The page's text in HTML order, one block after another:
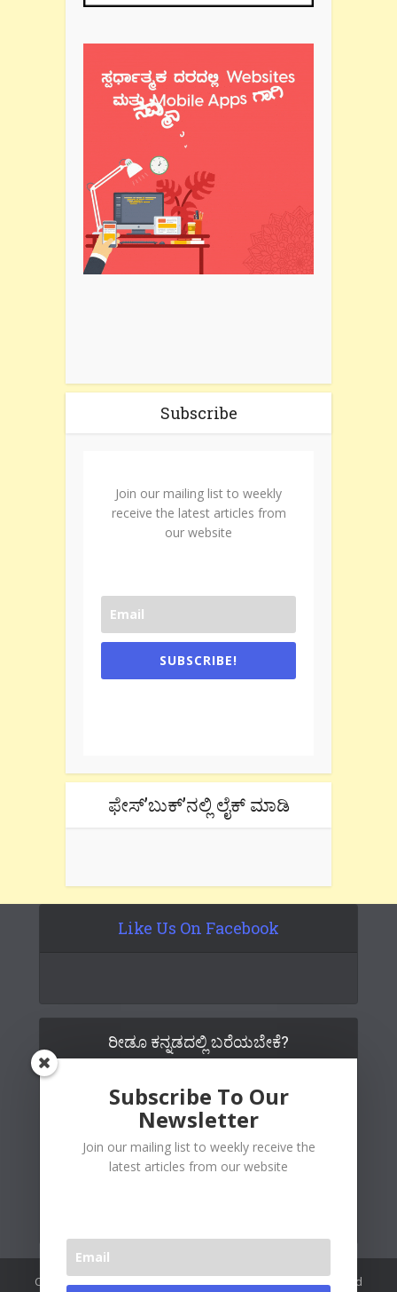
Subscribe
Join our mailing list to weekly
receive the latest articles from
our website
SUBSCRIBE!
ಫೇಸ್’ಬುಕ್’ನಲ್ಲಿ ಲೈಕ್ ಮಾಡಿ
Like Us On Facebook
ರೀಡೂ ಕನ್ನಡದಲ್ಲಿ ಬರೆಯಬೇಕೆ?
Copywrite© 2026 Readoo Media Private Limited. Created and
Subscribe To Our
Newsletter
Join our mailing list to weekly receive the
latest articles from our website